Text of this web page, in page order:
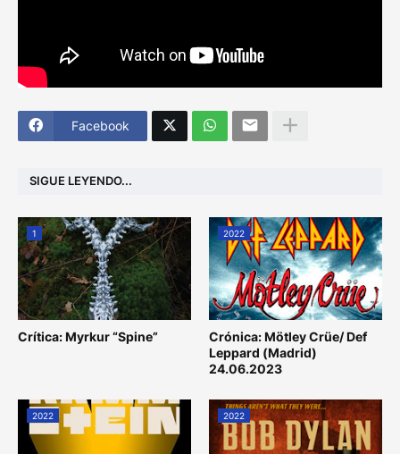
Facebook
SIGUE LEYENDO...
1
Crítica: Myrkur “Spine”
2022
Crónica: Mötley Crüe/ Def
Leppard (Madrid)
24.06.2023
2022 2022